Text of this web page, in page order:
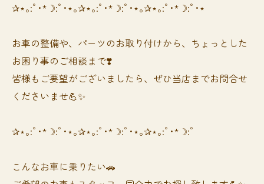
✰⋆｡:ﾟ･*☽:ﾟ･⋆｡✰⋆｡:ﾟ･*☽:ﾟ･⋆｡✰⋆｡:ﾟ･*☽:ﾟ･⋆
お車の整備や、パーツのお取り付けから、ちょっとした
お困り事のご相談まで❣️
皆様もご要望がございましたら、ぜひ当店までお問合せ
くださいませ💪✨
✰⋆｡:ﾟ･*☽:ﾟ･⋆｡✰⋆｡:ﾟ･*☽:ﾟ･⋆｡✰⋆｡:ﾟ･*☽:ﾟ
⁡⁡⁡こんなお車に乗りたい🚗